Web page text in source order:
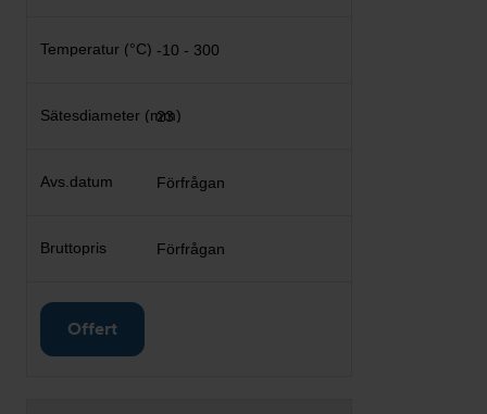
-10 - 300
23
Förfrågan
Förfrågan
Offert